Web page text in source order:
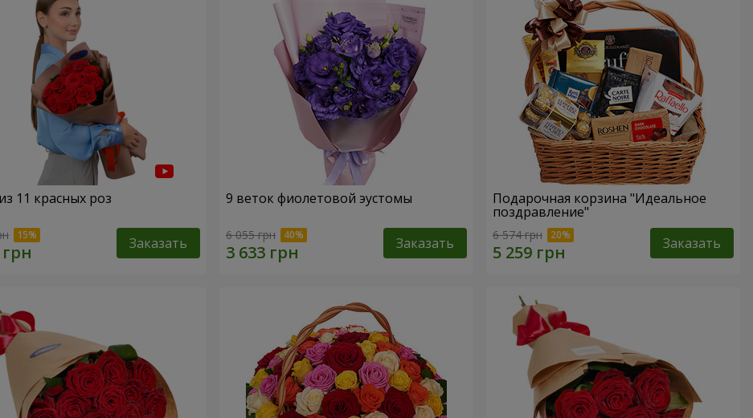
11 красных роз
Заказать
9 веток фиолетовой эустомы
6 055 грн Заказать
Подарочная корзина "Идеальное
поздравление"
6 574 грн Заказать